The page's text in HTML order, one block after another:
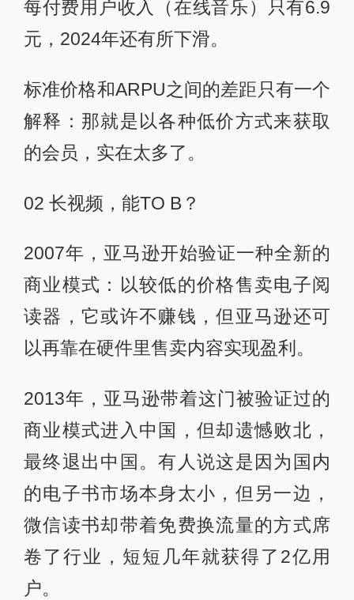
每付费用户收入（在线音乐）只有6.9
元，2024年还有所下滑。
标准价格和ARPU之间的差距只有一个
解释：那就是以各种低价方式来获取
的会员，实在太多了。
02 长视频，能TO B？
2007年，亚马逊开始验证一种全新的
商业模式：以较低的价格售卖电子阅
读器，它或许不赚钱，但亚马逊还可
以再靠在硬件里售卖内容实现盈利。
2013年，亚马逊带着这门被验证过的
商业模式进入中国，但却遗憾败北，
最终退出中国。有人说这是因为国内
的电子书市场本身太小，但另一边，
微信读书却带着免费换流量的方式席
卷了行业，短短几年就获得了2亿用
户。